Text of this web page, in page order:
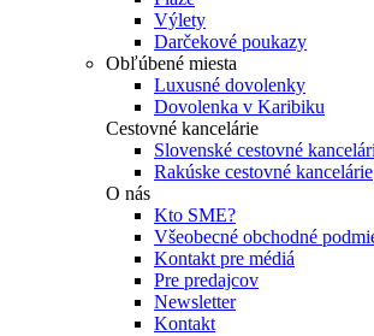
Výlety
Darčekové poukazy
Obľúbené miesta
Luxusné dovolenky
Dovolenka v Karibiku
Cestovné kancelárie
Slovenské cestovné
Rakúske cestovné kancelárie
O nás
Kto SME?
Všeobecné obchodné
Kontakt pre médiá
Pre predajcov
Newsletter
Kontakt